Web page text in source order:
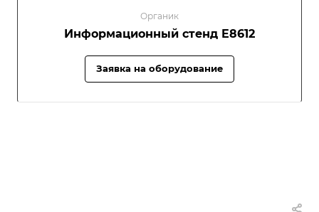
Органик
Информационный стенд E8612
Заявка на оборудование